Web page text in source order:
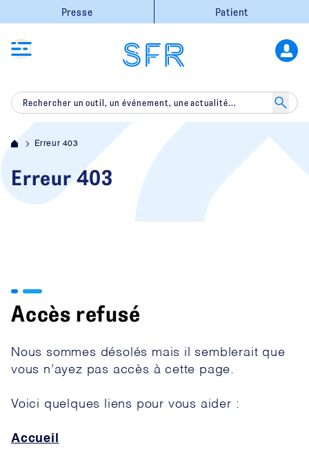
Presse Patient
Erreur 403
Erreur 403
Accès refusé
Nous sommes désolés mais il semblerait que
vous n’ayez pas accès à cette page.
Voici quelques liens pour vous aider :
Accueil